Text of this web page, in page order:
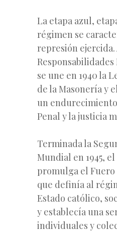
La etapa azul,
régimen se
represión ejercida.
Responsabilidades
se une en 1940 la
de la Masonería y
un
Penal y la justicia
Terminada la
Mundial en 1945,
promulga el Fuero
que definía al
Estado católico,
y establecía una
individuales y